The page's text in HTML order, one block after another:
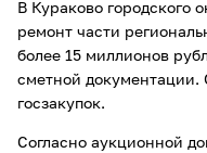
В Кураково городского
ремонт части
более 15 миллионов
сметной документации.
госзакупок.
Согласно аукционной